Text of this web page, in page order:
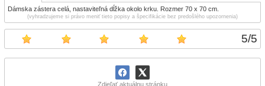
5/5
Zdieľať aktuálnu stránku
Dámska zástera celá, nastaviteľná dĺžka okolo krku. Rozmer 70 x 70 cm.
(vyhradzujeme si právo meniť tieto popisy a špecifikácie bez predošlého upozornenia)